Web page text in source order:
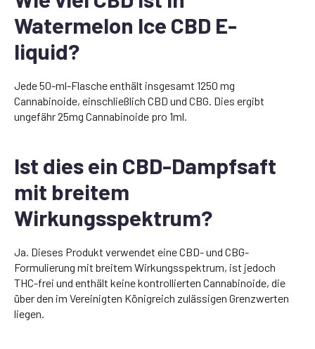
Watermelon Ice CBD E-
liquid?
Jede 50-ml-Flasche enthält insgesamt 1250 mg
Cannabinoide, einschließlich CBD und CBG. Dies ergibt
ungefähr 25mg Cannabinoide pro 1ml.
Ist dies ein CBD-Dampfsaft
mit breitem
Wirkungsspektrum?
Ja. Dieses Produkt verwendet eine CBD- und CBG-
Formulierung mit breitem Wirkungsspektrum, ist jedoch
THC-frei und enthält keine kontrollierten Cannabinoide, die
über den im Vereinigten Königreich zulässigen Grenzwerten
liegen.